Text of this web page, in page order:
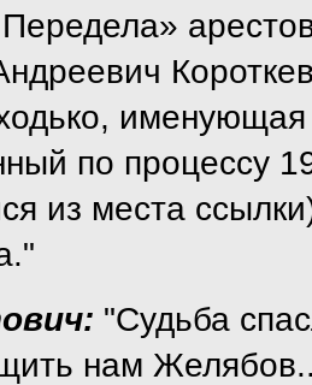
по процессу
из места
"Судьба
нам